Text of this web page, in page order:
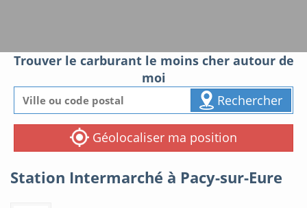
Trouver le carburant le moins cher autour de
moi
Rechercher
Géolocaliser ma position
Station Intermarché à Pacy-sur-Eure